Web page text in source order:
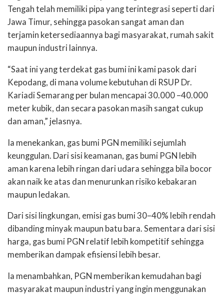
Tengah telah memiliki pipa yang terintegrasi seperti dari
Jawa Timur, sehingga pasokan sangat aman dan
terjamin ketersediaannya bagi masyarakat, rumah sakit
maupun industri lainnya.
“Saat ini yang terdekat gas bumi ini kami pasok dari
Kepodang, di mana volume kebutuhan di RSUP Dr.
Kariadi Semarang per bulan mencapai 30.000 –40.000
meter kubik, dan secara pasokan masih sangat cukup
dan aman,” jelasnya.
Ia menekankan, gas bumi PGN memiliki sejumlah
keunggulan. Dari sisi keamanan, gas bumi PGN lebih
aman karena lebih ringan dari udara sehingga bila bocor
akan naik ke atas dan menurunkan risiko kebakaran
maupun ledakan.
Dari sisi lingkungan, emisi gas bumi 30–40% lebih rendah
dibanding minyak maupun batu bara. Sementara dari sisi
harga, gas bumi PGN relatif lebih kompetitif sehingga
memberikan dampak efisiensi lebih besar.
Ia menambahkan, PGN memberikan kemudahan bagi
masyarakat maupun industri yang ingin menggunakan